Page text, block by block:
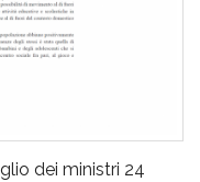
dei ministri 24